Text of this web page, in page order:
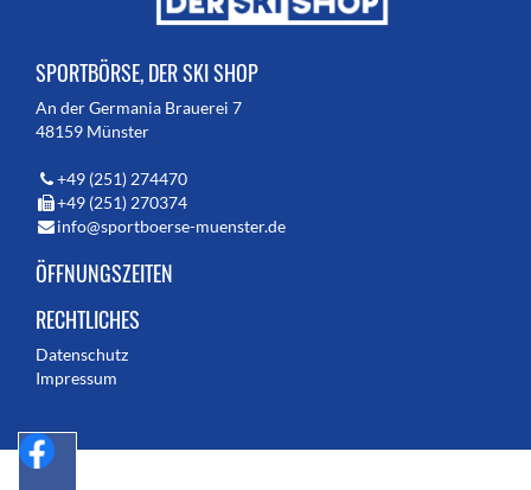
SPORTBÖRSE, DER SKI SHOP
An der Germania Brauerei 7
48159 Münster
+49 (251) 274470
+49 (251) 270374
info@sportboerse-muenster.de
ÖFFNUNGSZEITEN
RECHTLICHES
Datenschutz
Impressum